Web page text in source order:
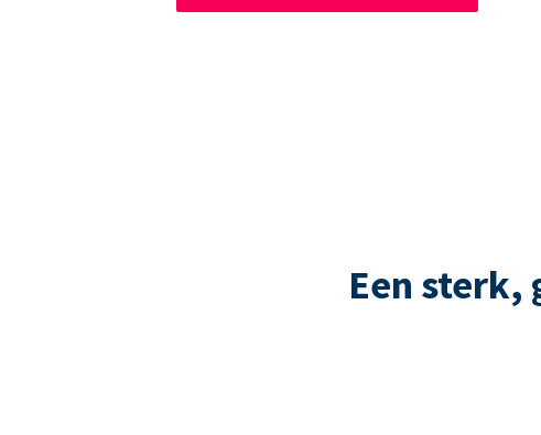
Een sterk,